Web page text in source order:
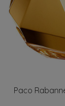
Paco